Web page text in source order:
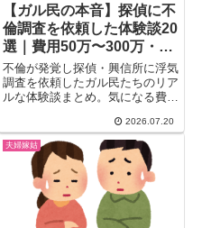
【ガル民の本音】探偵に不
倫調査を依頼した体験談20
選｜費用50万〜300万・弁
護士相談のリアル
不倫が発覚し探偵・興信所に浮気
調査を依頼したガル民たちのリア
ルな体験談まとめ。気になる費用
の30分無料相談の活用法、慰謝
料請求するかどうか迷った時の判
断基準まで、赤裸々な本音と依頼
前に知っておきたい注意点を詳し
く紹介します。
2026.07.20
夫婦嫁姑